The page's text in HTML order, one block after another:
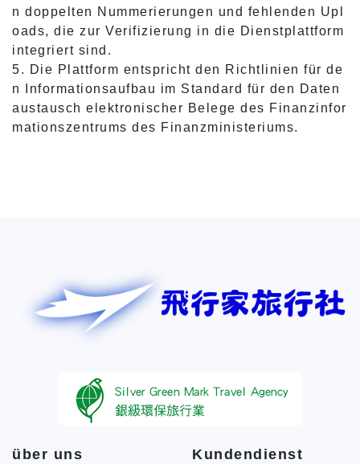
n doppelten Nummerierungen und fehlenden Upl
oads, die zur Verifizierung in die Dienstplattform
integriert sind.
5. Die Plattform entspricht den Richtlinien für de
n Informationsaufbau im Standard für den Daten
austausch elektronischer Belege des Finanzinfor
mationszentrums des Finanzministeriums.
über uns Kundendienst